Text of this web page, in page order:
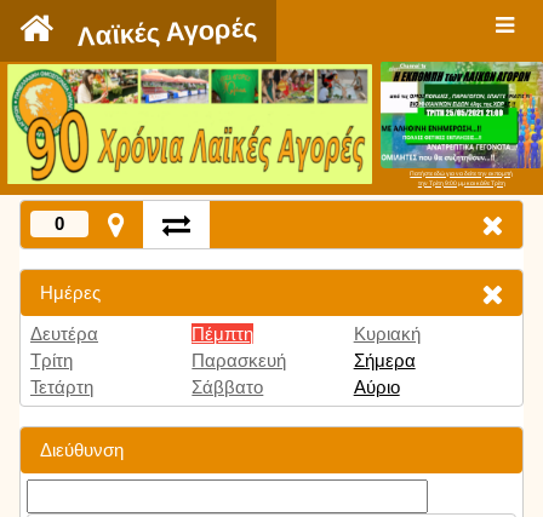
Λαϊκές Αγορές
Πατήστε εδώ για να δείτε την εκπομπή
την Τρίτη 9:00 μμ και κάθε Τρίτη
0
Ημέρες
Δευτέρα
Τρίτη
Τετάρτη
Πέμπτη
Παρασκευή
Σάββατο
Κυριακή
Σήμερα
Αύριο
Διεύθυνση